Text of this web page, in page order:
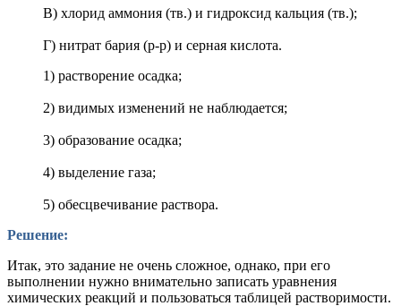
В) хлорид аммония (тв.) и гидроксид кальция (тв.);
Г) нитрат бария (р-р) и серная кислота.
1) растворение осадка;
2) видимых изменений не наблюдается;
3) образование осадка;
4) выделение газа;
5) обесцвечивание раствора.
Решение:
Итак, это задание не очень сложное, однако, при его
выполнении нужно внимательно записать уравнения
химических реакций и пользоваться таблицей растворимости.